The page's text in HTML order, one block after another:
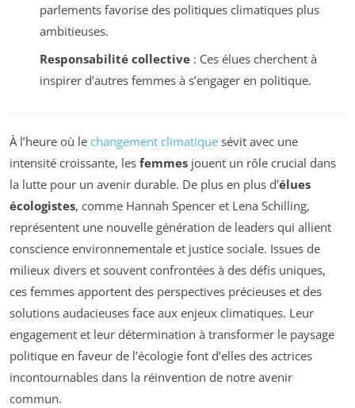
parlements favorise des politiques climatiques plus
ambitieuses.
Responsabilité collective: Ces élues cherchent à
inspirer d’autres femmes à s’engager en politique.
À l’heure où le changement climatique sévit avec une
intensité croissante, les femmes jouent un rôle crucial dans
la lutte pour un avenir durable. De plus en plus d’élues
écologistes, comme Hannah Spencer et Lena Schilling,
représentent une nouvelle génération de leaders qui allient
conscience environnementale et justice sociale. Issues de
milieux divers et souvent confrontées à des défis uniques,
ces femmes apportent des perspectives précieuses et des
solutions audacieuses face aux enjeux climatiques. Leur
engagement et leur détermination à transformer le paysage
politique en faveur de l’écologie font d’elles des actrices
incontournables dans la réinvention de notre avenir
commun.